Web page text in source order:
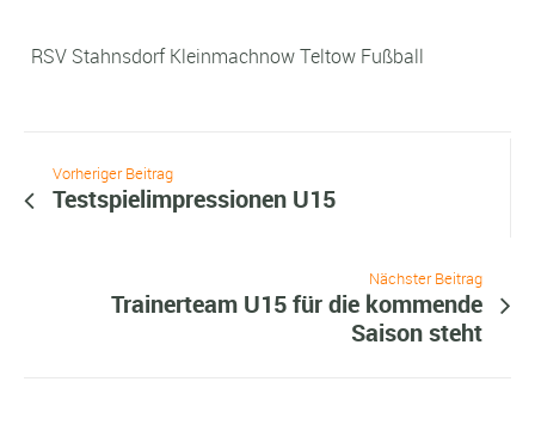
RSV Stahnsdorf Kleinmachnow Teltow Fußball
Vorheriger Beitrag
Testspielimpressionen U15
Nächster Beitrag
Trainerteam U15 für die kommende
Saison steht